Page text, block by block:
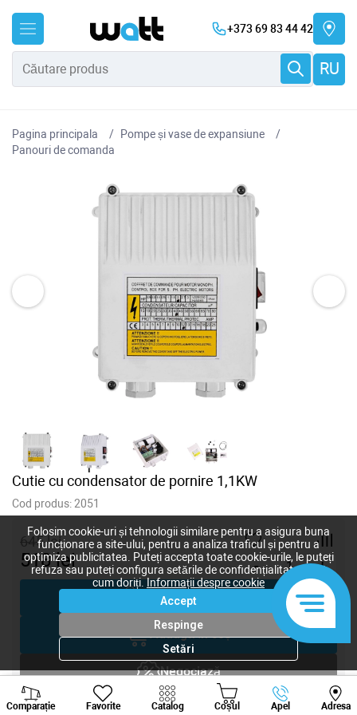
+373 69 83 44 42
RU
Pagina principala
Pompe și vase de expansiune
Panouri de comanda
Cutie cu condensator de pornire 1,1KW
Cod produs:2051
645lei
518lei - +
Cumpără acum
Adaugă în coș
Negociază
Solicitare inginer
Comparație Favorite Catalog Coșul Apel Adresa
Viber Whatsapp
Folosim cookie-uri și tehnologii similare pentru a asigura buna
funcționare a site-ului, pentru a analiza traficul și pentru a
optimiza publicitatea. Puteți accepta toate cookie-urile, le puteți
refuza sau puteți configura setările de confidențialitate după
cum doriți.Informații despre cookie
Accept
Respinge
Setări